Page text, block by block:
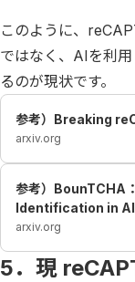
このように、
ではなく、AIを利
るのが現状です。
参考）Breaking
arxiv.org
参考）BounTCHA
Identification in
arxiv.org
5．現